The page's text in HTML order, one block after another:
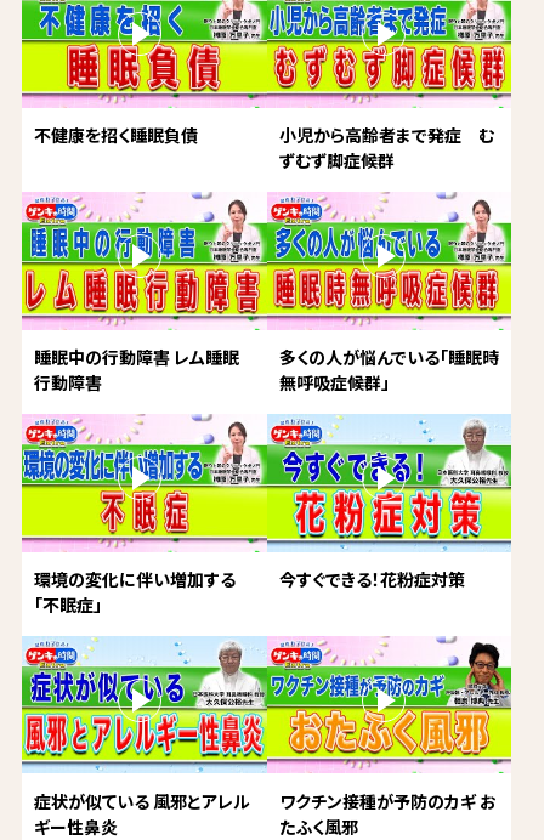
不健康を招く睡眠負債
小児から高齢者まで発症 む
ずむず脚症候群
睡眠中の行動障害 レム睡眠
行動障害
多くの人が悩んでいる「睡眠時
無呼吸症候群」
環境の変化に伴い増加する
「不眠症」
今すぐできる！花粉症対策
症状が似ている 風邪とアレル
ギー性鼻炎
ワクチン接種が予防のカギ お
たふく風邪